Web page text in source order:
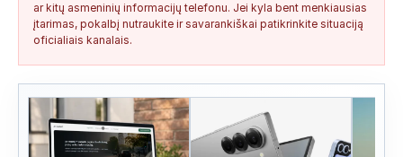
ar kitų asmeninių informacijų telefonu. Jei kyla bent menkiausias
įtarimas, pokalbį nutraukite ir savarankiškai patikrinkite situaciją
oficialiais kanalais.